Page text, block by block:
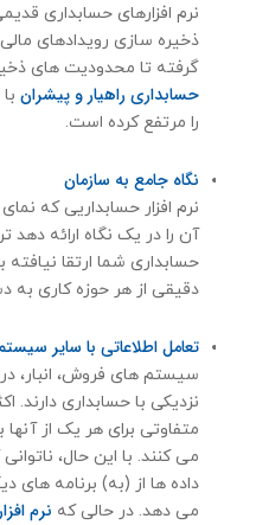
نرم افزارهای حسابداری
ذخیره سازی رویدادهای
گرفته تا محدودیت های
حسابداری راهیار و پیشران
را مرتفع کرده است.
نگاه جامع به سازمان
نرم افزار حسابداریی كه
آن را در یک نگاه ارائه دهد
حسابداری شما ارتقا نیافته
دقیقی از هر حوزه کاری به
تعامل اطلاعاتی با سایر
سیستم های فروش، انبار،
نزدیکی با حسابداری دارند.
متفاوتی برای هر یک از
می کنند. با این حال،
داده ها از (به) برنامه های
می دهد. در حالی که نرم